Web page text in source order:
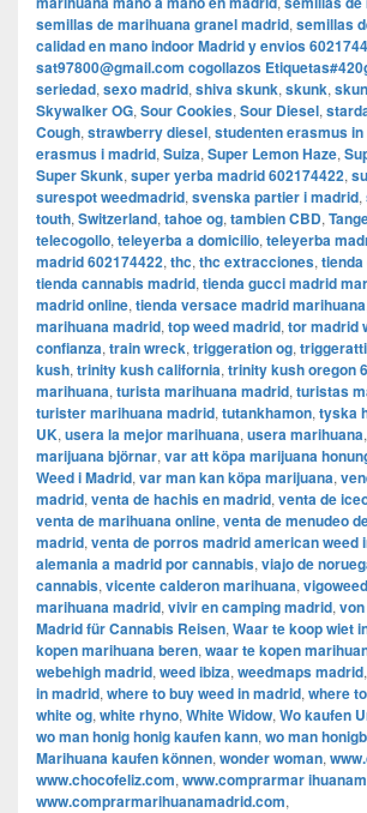
semillas de marihuana granel madrid, semillas
calidad en mano indoor Madrid y envios
sat97800@gmail.com cogollazos
seriedad, sexo madrid, shiva skunk, skunk,
Skywalker OG, Sour Cookies, Sour Diesel,
Cough, strawberry diesel, studenten erasmus
erasmus i madrid, Suiza, Super Lemon Haze,
Super Skunk, super yerba madrid 602174422,
surespot weedmadrid, svenska partier i madrid,
touth, Switzerland, tahoe og, tambien CBD,
telecogollo, teleyerba a domicilio, teleyerba
madrid 602174422, thc, thc extracciones,
tienda cannabis madrid, tienda gucci madrid
madrid online, tienda versace madrid marihuana
marihuana madrid, top weed madrid, tor madrid
confianza, train wreck, triggeration og,
kush, trinity kush california, trinity kush oregon
marihuana, turista marihuana madrid, turistas
turister marihuana madrid, tutankhamon, tyska
UK, usera la mejor marihuana, usera marihuana,
marijuana björnar, var att köpa marijuana
Weed i Madrid, var man kan köpa marijuana,
madrid, venta de hachis en madrid, venta de
venta de marihuana online, venta de menudeo
madrid, venta de porros madrid american weed
alemania a madrid por cannabis, viajo de
cannabis, vicente calderon marihuana,
marihuana madrid, vivir en camping madrid,
Madrid für Cannabis Reisen, Waar te koop wiet
kopen marihuana beren, waar te kopen
webehigh madrid, weed ibiza, weedmaps madrid,
in madrid, where to buy weed in madrid, where
white og, white rhyno, White Widow, Wo kaufen
wo man honig honig kaufen kann, wo man
Marihuana kaufen können, wonder woman,
www.chocofeliz.com, www.comprarmar
www.comprarmarihuanamadrid.com,